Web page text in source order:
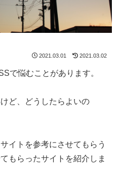
2021.03.01 2021.03.02
で悩むことがあります。
ど、どうしたらよいの
イトを参考にさせてもらう
もらったサイトを紹介しま